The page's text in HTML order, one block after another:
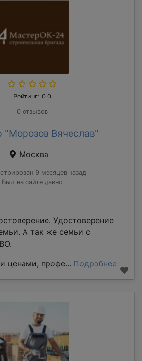
Рейтинг: 0.0
0 отзывов
"Морозов Вячеслав"
Москва
9 месяцев назад
Был на сайте давно
Удостоверение
А так же семьи с
ценами, профе... Подробнее